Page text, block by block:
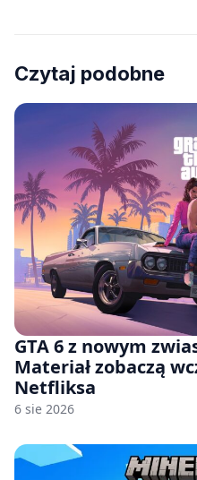
Czytaj podobne
GTA 6 z nowym
Materiał zobaczą
Netfliksa
6 sie 2026